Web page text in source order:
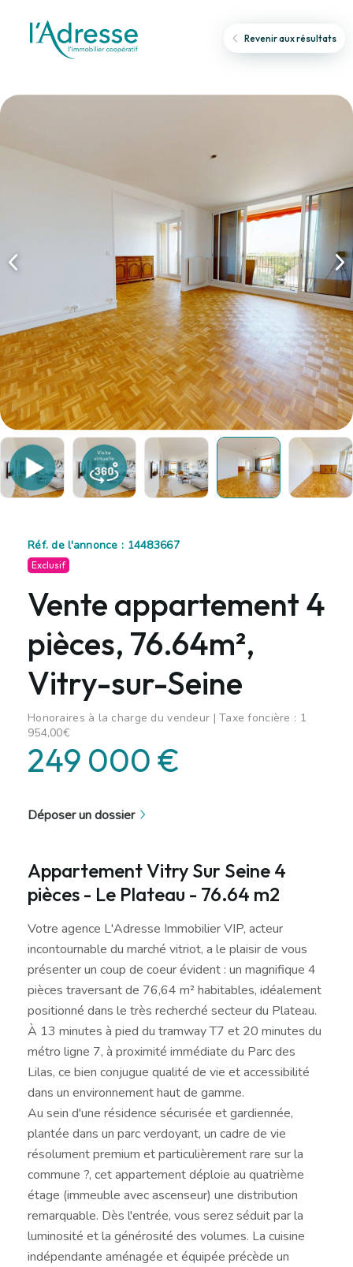
Revenir aux résultats
Réf. de l'annonce : 14483667
Exclusif
Vente appartement 4
pièces, 76.64m²,
Vitry-sur-Seine
Honoraires à la charge du vendeur | Taxe foncière : 1
954,00€
249 000 €
Déposer un dossier
Appartement Vitry Sur Seine 4
pièces - Le Plateau - 76.64 m2
Votre agence L'Adresse Immobilier VIP, acteur
incontournable du marché vitriot, a le plaisir de vous
présenter un coup de coeur évident : un magnifique 4
pièces traversant de 76,64 m² habitables, idéalement
positionné dans le très recherché secteur du Plateau.
À 13 minutes à pied du tramway T7 et 20 minutes du
métro ligne 7, à proximité immédiate du Parc des
Lilas, ce bien conjugue qualité de vie et accessibilité
dans un environnement haut de gamme.
Au sein d'une résidence sécurisée et gardiennée,
plantée dans un parc verdoyant, un cadre de vie
résolument premium et particulièrement rare sur la
commune ?, cet appartement déploie au quatrième
étage (immeuble avec ascenseur) une distribution
remarquable. Dès l'entrée, vous serez séduit par la
luminosité et la générosité des volumes. La cuisine
indépendante aménagée et équipée précède un